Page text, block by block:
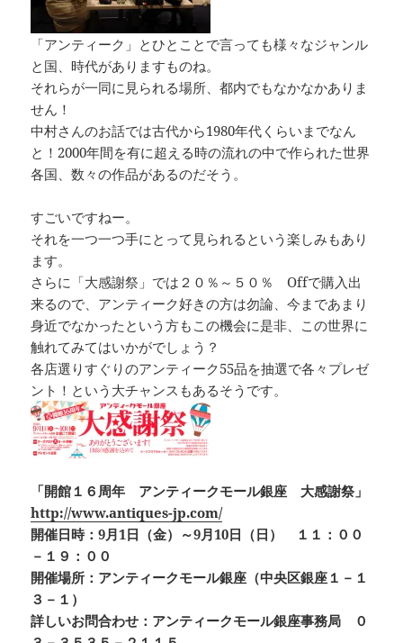
「アンティーク」とひとことで言っても様々なジャンル
と国、時代がありますものね。
それらが一同に見られる場所、都内でもなかなかありま
せん！
中村さんのお話では古代から1980年代くらいまでなん
と！2000年間を有に超える時の流れの中で作られた世界
各国、数々の作品があるのだそう。
すごいですねー。
それを一つ一つ手にとって見られるという楽しみもあり
ます。
さらに「大感謝祭」では２０％～５０％ Offで購入出
来るので、アンティーク好きの方は勿論、今まであまり
身近でなかったという方もこの機会に是非、この世界に
触れてみてはいかがでしょう？
各店選りすぐりのアンティーク55品を抽選で各々プレゼ
ント！という大チャンスもあるそうです。
「開館１６周年 アンティークモール銀座 大感謝祭」
http://www.antiques-jp.com/
開催日時：9月1日（金）～9月10日（日） １１：００
－１９：００
開催場所：アンティークモール銀座（中央区銀座１－１
３－１）
詳しいお問合わせ：アンティークモール銀座事務局 ０